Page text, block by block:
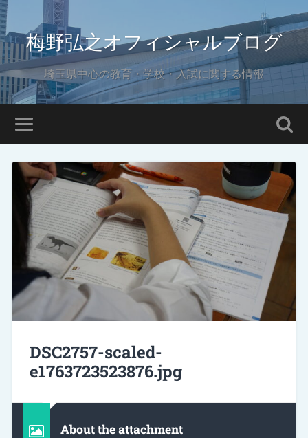
梅野弘之オフィシャルブログ
埼玉県中心の教育・学校・入試に関する情報
DSC2757-scaled-
e1763723523876.jpg
About the attachment